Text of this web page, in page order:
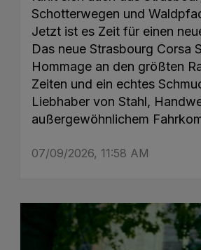
Schotterwegen und
Jetzt ist es Zeit für einen
Das neue Strasbourg Corsa
Hommage an den größten
Zeiten und ein echtes
Liebhaber von Stahl,
außergewöhnlichem
07/09/2026, 11:58 AM